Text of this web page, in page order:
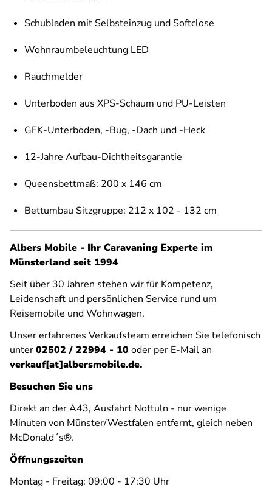
Schubladen mit Selbsteinzug und Softclose
Wohnraumbeleuchtung LED
Rauchmelder
Unterboden aus XPS-Schaum und PU-Leisten
GFK-Unterboden, -Bug, -Dach und -Heck
12-Jahre Aufbau-Dichtheitsgarantie
Queensbettmaß: 200 x 146 cm
Bettumbau Sitzgruppe: 212 x 102 - 132 cm
Albers Mobile - Ihr Caravaning Experte im
Münsterland seit 1994
Seit über 30 Jahren stehen wir für Kompetenz,
Leidenschaft und persönlichen Service rund um
Reisemobile und Wohnwagen.
Unser erfahrenes Verkaufsteam erreichen Sie telefonisch
unter02502 / 22994 - 10 oder per E-Mail an
verkauf[at]albersmobile.de.
Besuchen Sie uns
Direkt an der A43, Ausfahrt Nottuln - nur wenige
Minuten von Münster/Westfalen entfernt, gleich neben
McDonald´s®.
Öffnungszeiten
Montag - Freitag: 09:00 - 17:30 Uhr